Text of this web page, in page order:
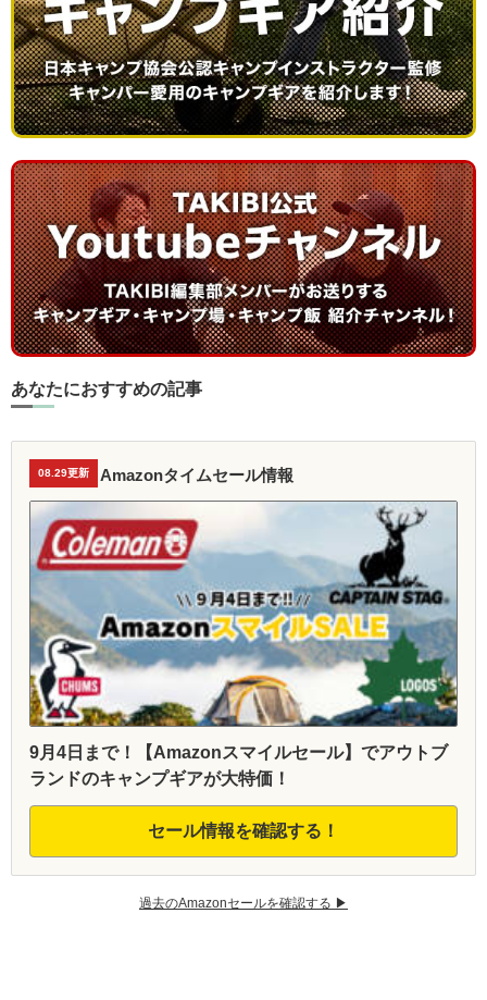
あなたにおすすめの記事
08.29更新 Amazonタイムセール情報
9月4日まで！【Amazonスマイルセール】でアウトブ
ランドのキャンプギアが大特価！
セール情報を確認する！
過去のAmazonセールを確認する ▶︎